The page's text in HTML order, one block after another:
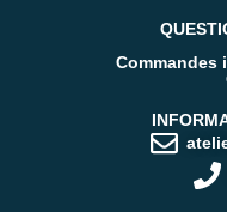
Commandes